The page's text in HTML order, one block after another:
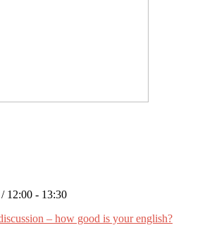
12:00 - 13:30
– how good is your english?